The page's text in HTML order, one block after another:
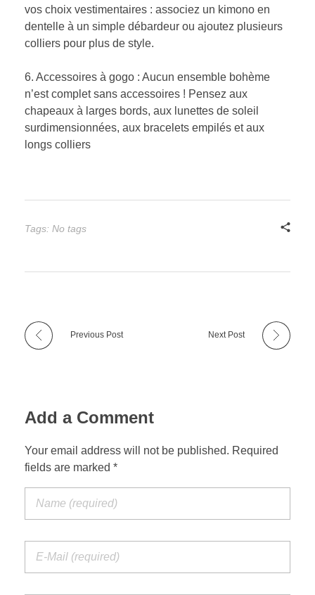
vos choix vestimentaires : associez un kimono en
dentelle à un simple débardeur ou ajoutez plusieurs
colliers pour plus de style.
6. Accessoires à gogo : Aucun ensemble bohème
n’est complet sans accessoires ! Pensez aux
chapeaux à larges bords, aux lunettes de soleil
surdimensionnées, aux bracelets empilés et aux
longs colliers
Tags: No tags
Previous Post Next Post
Add a Comment
Your email address will not be published. Required
fields are marked *